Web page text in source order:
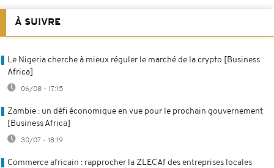
À SUIVRE
Le Nigeria cherche à mieux réguler le marché de la crypto [Business
Africa]
06/08 - 17:15
Zambie : un défi économique en vue pour le prochain gouvernement
[Business Africa]
30/07 - 18:19
Commerce africain : rapprocher la ZLECAf des entreprises locales